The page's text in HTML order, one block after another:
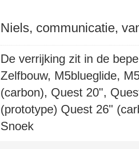
Niels, communicatie,
De verrijking zit in de
Zelfbouw, M5blueglide,
(carbon), Quest 20",
(prototype) Quest 26"
Snoek